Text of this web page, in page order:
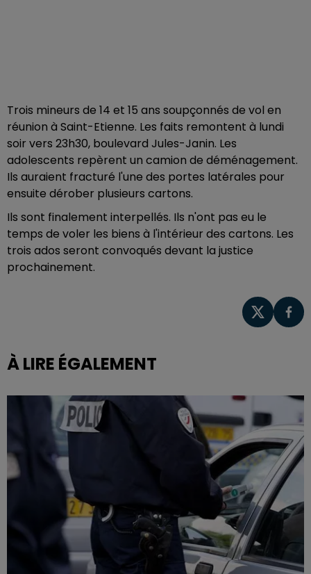
Trois mineurs de 14 et 15 ans soupçonnés de vol en
réunion à Saint-Etienne. Les faits remontent à lundi
soir vers 23h30, boulevard Jules-Janin. Les
adolescents repèrent un camion de déménagement.
Ils auraient fracturé l'une des portes latérales pour
ensuite dérober plusieurs cartons.
Ils sont finalement interpellés. Ils n'ont pas eu le
temps de voler les biens à l'intérieur des cartons. Les
trois ados seront convoqués devant la justice
prochainement.
À LIRE ÉGALEMENT